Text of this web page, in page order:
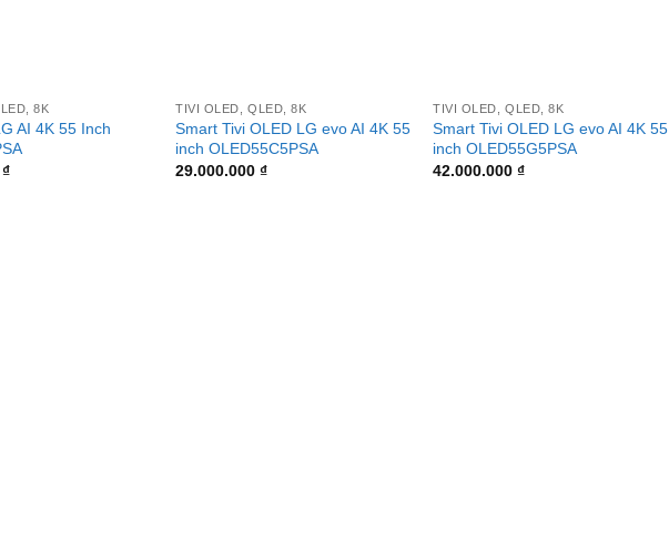
8K
AI 4K 55 Inch
₫
TIVI OLED, QLED, 8K
Smart Tivi OLED LG evo AI 4K 55
inch OLED55C5PSA
29.000.000₫
TIVI OLED, QLED, 8K
Smart Tivi OLED LG evo AI 4K 55
inch OLED55G5PSA
42.000.000₫